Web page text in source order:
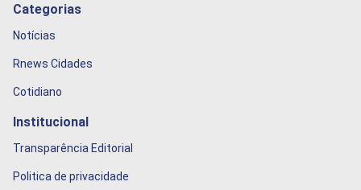
Categorias
Notícias
Rnews Cidades
Cotidiano
Institucional
Transparência Editorial
Politica de privacidade